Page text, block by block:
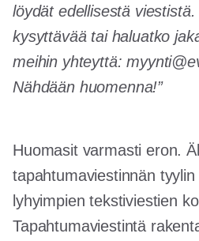
löydät edellisestä
kysyttävää tai haluatko
meihin yhteyttä:
Nähdään huomenna!”
Huomasit varmasti eron.
tapahtumaviestinnän
lyhyimpien tekstiviestien
Tapahtumaviestintä